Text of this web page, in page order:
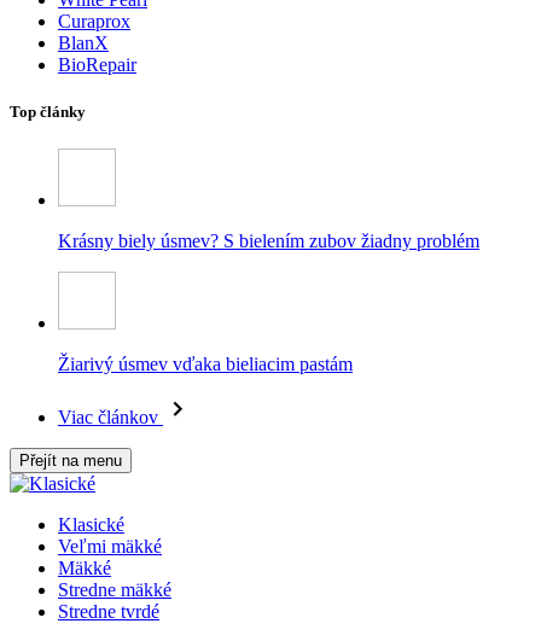
Curaprox
BlanX
BioRepair
Top články
Krásny biely úsmev? S bielením zubov žiadny problém
Žiarivý úsmev vďaka bieliacim pastám
Viac článkov
Přejít na menu
Klasické
Veľmi mäkké
Mäkké
Stredne mäkké
Stredne tvrdé